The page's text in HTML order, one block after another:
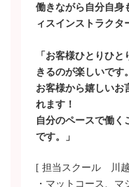
働きながら自分自身
ィスインストラクタ
「お客様ひとりひ
きるのが楽しいです。
お客様から嬉しいお
れます！
自分のペースで働く
です。」
[ 担当スクール 川
・マットコース、マ